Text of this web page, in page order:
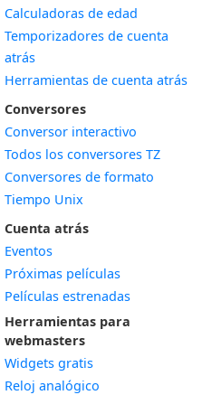
Calculadoras de edad
Temporizadores de cuenta
atrás
Herramientas de cuenta atrás
Conversores
Conversor interactivo
Todos los conversores TZ
Conversores de formato
Tiempo Unix
Cuenta atrás
Eventos
Próximas películas
Películas estrenadas
Herramientas para
webmasters
Widgets gratis
Reloj analógico